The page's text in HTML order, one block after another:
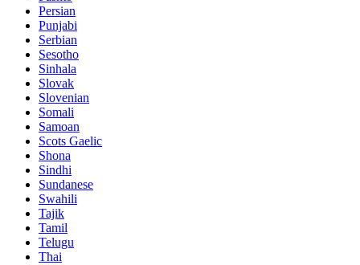
Persian
Punjabi
Serbian
Sesotho
Sinhala
Slovak
Slovenian
Somali
Samoan
Scots Gaelic
Shona
Sindhi
Sundanese
Swahili
Tajik
Tamil
Telugu
Thai